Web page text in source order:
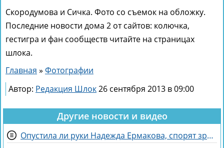
Скородумова и Сичка. Фото со съемок на обложку.
Последние новости дома 2 от сайтов: колючка,
гестигра и фан сообществ читайте на страницах
шлока.
Главная » Фотографии
Автор: Редакция Шлок26 сентября 2013 в 09:00
Другие новости и видео
Опустила ли руки Надежда Ермакова, спорят зрители Дома 2